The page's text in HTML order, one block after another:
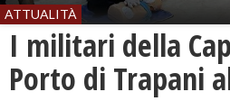
ATTUALITÀ
I militari della
Porto di Trapani